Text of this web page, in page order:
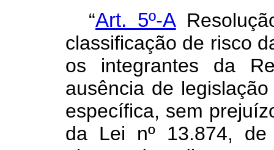
“Art. 5º-A
classificação de risco
os integrantes da
ausência de
específica, sem
da Lei nº 13.874,